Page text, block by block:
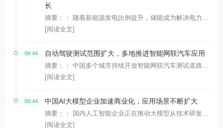
长
摘要：： 随着新能源发电比例提升，储能成为解决电力...
[阅读全文]
09:44 自动驾驶测试范围扩大，多地推进智能网联汽车应用
摘要：： 中国多个城市持续开放智能网联汽车测试道路...
[阅读全文]
09:44 中国AI大模型企业加速商业化，应用场景不断扩大
摘要：： 国内人工智能企业正在推动大模型从技术研发...
[阅读全文]